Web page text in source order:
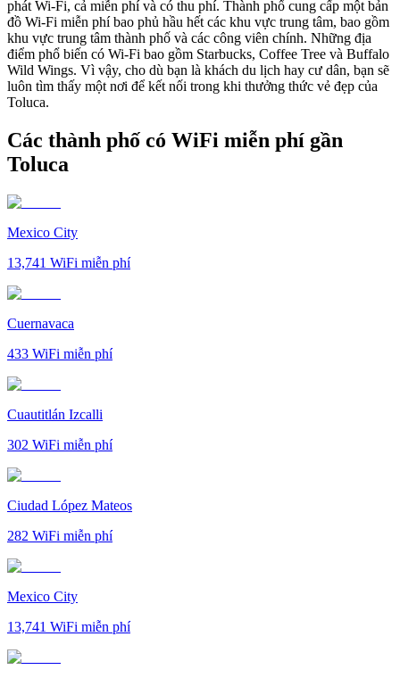
phát Wi-Fi, cả miễn phí và có thu phí. Thành phố cung cấp một bản
đồ Wi-Fi miễn phí bao phủ hầu hết các khu vực trung tâm, bao gồm
khu vực trung tâm thành phố và các công viên chính. Những địa
điểm phổ biến có Wi-Fi bao gồm Starbucks, Coffee Tree và Buffalo
Wild Wings. Vì vậy, cho dù bạn là khách du lịch hay cư dân, bạn sẽ
luôn tìm thấy một nơi để kết nối trong khi thưởng thức vẻ đẹp của
Toluca.
Các thành phố có WiFi miễn phí gần
Toluca
Mexico City
13,741 WiFi miễn phí
Cuernavaca
433 WiFi miễn phí
Cuautitlán Izcalli
302 WiFi miễn phí
Ciudad López Mateos
282 WiFi miễn phí
Mexico City
13,741 WiFi miễn phí